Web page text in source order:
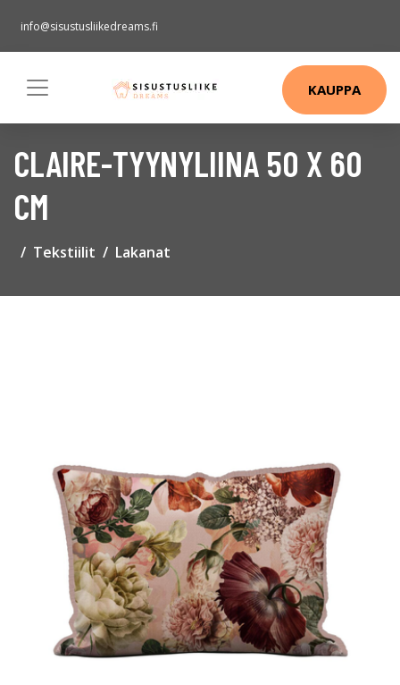
info@sisustusliikedreams.fi
KAUPPA
CLAIRE-TYYNYLIINA 50 X 60
CM
Tekstiilit Lakanat